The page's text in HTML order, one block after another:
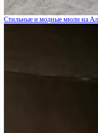
Стильные и модные мюли на